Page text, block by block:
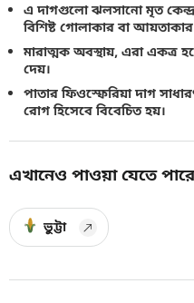
এ দাগগুলো ঝলসানো মৃত
বিশিষ্ট গোলাকার বা
মারাত্মক অবস্থায়, এরা একত্র
দেয়।
পাতার ফিওস্ফেরিয়া দাগ
রোগ হিসেবে বিবেচিত হয়।
এখানেও পাওয়া যেতে পারে
ভুট্টা